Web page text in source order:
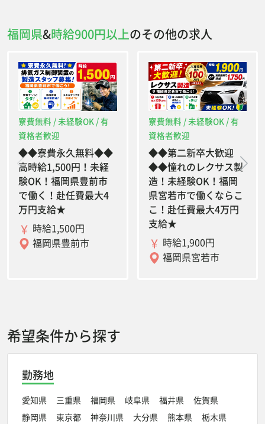
福岡県&時給900円以上のその他の求人
寮費無料 / 未経験OK / 有
資格者歓迎
◆◆寮費永久無料◆◆
高時給1,500円！未経
験OK！福岡県豊前市
で働く！赴任費最大4
万円支給★
時給1,500円
福岡県豊前市
寮費無料 / 未経験OK / 有
資格者歓迎
◆◆第二新卒大歓迎
◆◆憧れのレクサス製
造！未経験OK！福岡
県宮若市で働くならこ
こ！赴任費最大4万円
支給★
時給1,900円
福岡県宮若市
希望条件から探す
勤務地
愛知県 三重県 福岡県 岐阜県 福井県
佐賀県
静岡県
東京都 神奈川県 大分県 熊本県
栃木県